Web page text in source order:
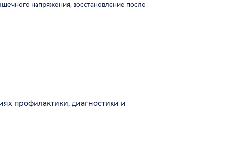
напряжения, восстановление после
профилактики, диагностики и